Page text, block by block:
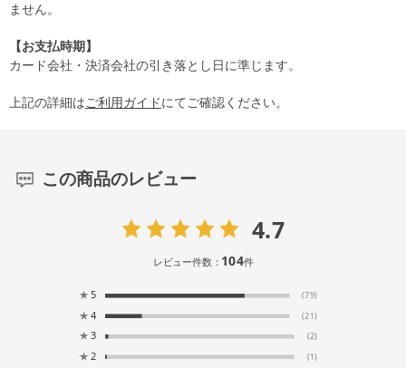
ません。
【お支払時期】
カード会社・決済会社の引き落とし日に準じます。
上記の詳細はご利用ガイドにてご確認ください。
この商品のレビュー
4.7
レビュー件数： 104件
★ 5 (79)
★ 4 (21)
★ 3 (2)
★ 2 (1)